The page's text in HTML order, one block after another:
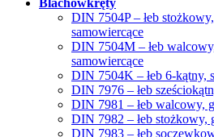
Blachowkręty
DIN 7504P – łeb
samowiercące
DIN 7504M – łeb
samowiercące
DIN 7504K – łeb 6-kątny,
DIN 7976 – łeb
DIN 7981 – łeb walcowy,
DIN 7982 – łeb stożkowy,
DIN 7983 – łeb